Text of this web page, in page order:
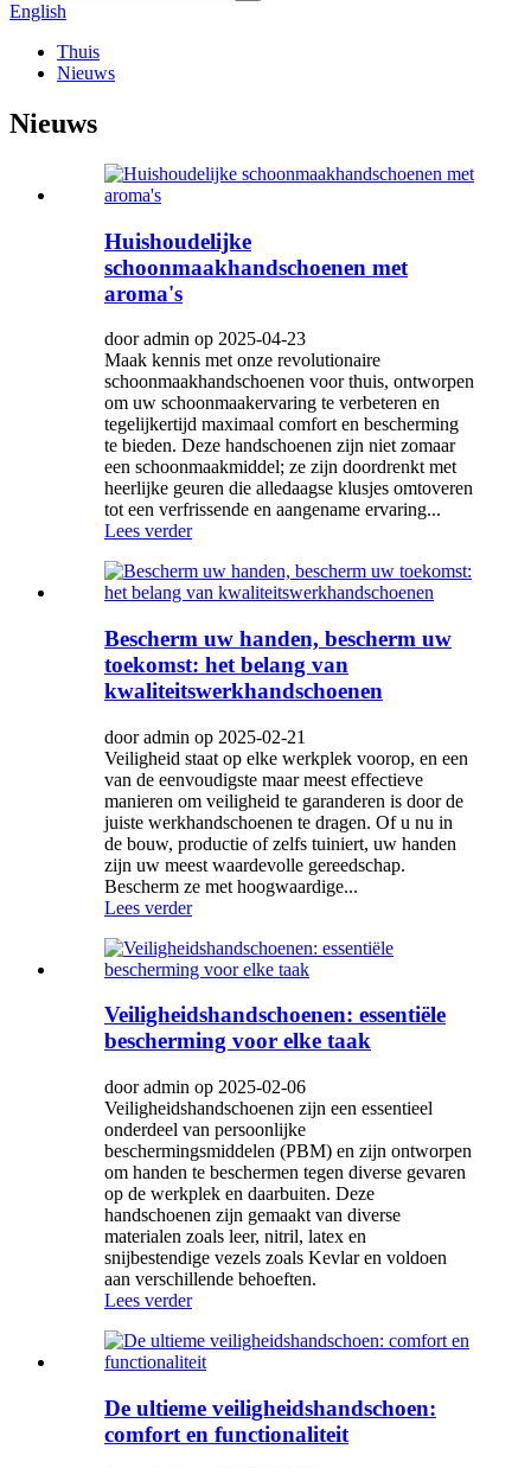
English
Thuis
Nieuws
Nieuws
Huishoudelijke
schoonmaakhandschoenen met
aroma's
door admin op 2025-04-23
Maak kennis met onze revolutionaire
schoonmaakhandschoenen voor thuis, ontworpen
om uw schoonmaakervaring te verbeteren en
tegelijkertijd maximaal comfort en bescherming
te bieden. Deze handschoenen zijn niet zomaar
een schoonmaakmiddel; ze zijn doordrenkt met
heerlijke geuren die alledaagse klusjes omtoveren
tot een verfrissende en aangename ervaring...
Lees verder
Bescherm uw handen, bescherm uw
toekomst: het belang van
kwaliteitswerkhandschoenen
door admin op 2025-02-21
Veiligheid staat op elke werkplek voorop, en een
van de eenvoudigste maar meest effectieve
manieren om veiligheid te garanderen is door de
juiste werkhandschoenen te dragen. Of u nu in
de bouw, productie of zelfs tuiniert, uw handen
zijn uw meest waardevolle gereedschap.
Bescherm ze met hoogwaardige...
Lees verder
Veiligheidshandschoenen: essentiële
bescherming voor elke taak
door admin op 2025-02-06
Veiligheidshandschoenen zijn een essentieel
onderdeel van persoonlijke
beschermingsmiddelen (PBM) en zijn ontworpen
om handen te beschermen tegen diverse gevaren
op de werkplek en daarbuiten. Deze
handschoenen zijn gemaakt van diverse
materialen zoals leer, nitril, latex en
snijbestendige vezels zoals Kevlar en voldoen
aan verschillende behoeften.
Lees verder
De ultieme veiligheidshandschoen:
comfort en functionaliteit